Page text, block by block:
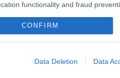
functionality and fraud
CONFIRM
Data Deletion Data